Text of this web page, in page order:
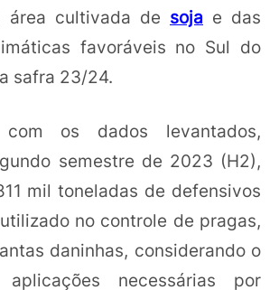
área cultivada de soja e das
favoráveis no Sul do
safra 23/24.
os dados levantados,
semestre de 2023 (H2),
mil toneladas de defensivos
no controle de pragas,
daninhas, considerando o
necessárias por